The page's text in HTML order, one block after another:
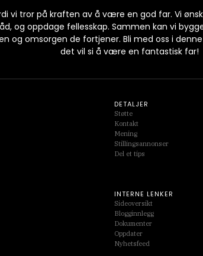
vi tror på kraften av å være en god far. Vi
og oppdage fellesskap. Sammen kan vi
og omsorgen de fortjener. Bli med oss i
det vil si å være en fantastisk far!
DETALJER
Støtte
Kontakt
Mening
Stillingsannonser
Del et tips
INTERNE LENKER
Sideoversikt
Blogginnlegg
Dokumenter
Oppdater
Nyhetsfeed